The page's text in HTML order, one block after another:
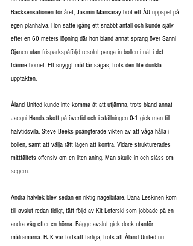
Backsensationen för året, Jasmin Mansaray bröt ett ÅU uppspel på
egen planhalva. Hon satte igång ett snabbt anfall och kunde själv
efter en 60 meters löpning där hon bland annat sprang över Sanni
Ojanen utan frisparkspåföljd resolut panga in bollen i nät i det
främre hörnet. Ett snyggt mål får sägas, trots den lite dunkla
upptakten.
Åland United kunde inte komma åt att utjämna, trots bland annat
Jacqui Hands skott på övertid och i ställningen 0-1 gick man till
halvtidsvila. Steve Beeks poängterade vikten av att våga hålla i
bollen, samt att välja rätt lägen att kontra. Vidare strukturerades
mittfältets offensiv om en liten aning. Man skulle in och slåss om
segern.
Andra halvlek blev sedan en riktig nagelbitare. Dana Leskinen kom
till avslut redan tidigt, tätt följd av Kit Loferski som jobbade på en
andra våg efter en hörna. Bägge avslut gick dock utanför
målramarna. HJK var fortsatt farliga, trots att Åland United nu